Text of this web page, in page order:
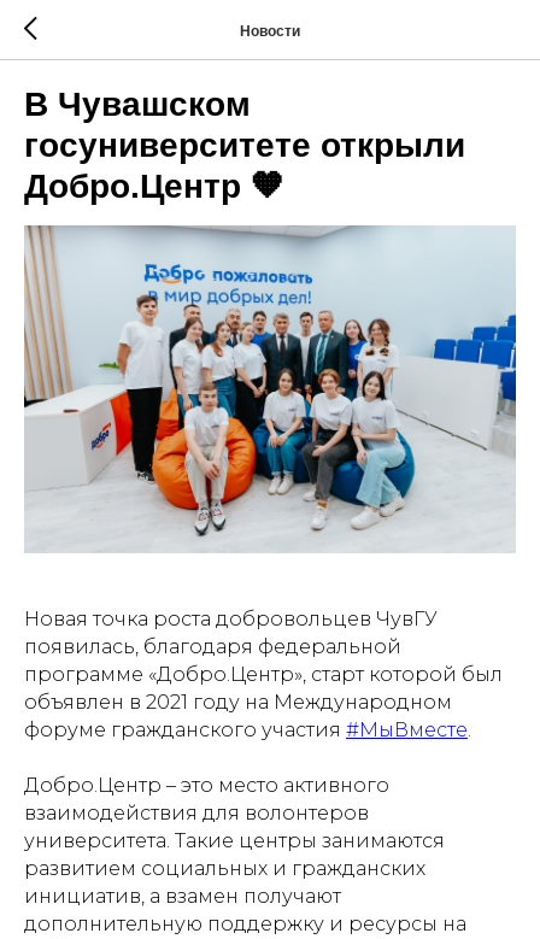
Новости
В Чувашском
госуниверситете открыли
Добро.Центр 🧡
Новая точка роста добровольцев ЧувГУ
появилась, благодаря федеральной
программе «Добро.Центр», старт которой был
объявлен в 2021 году на Международном
форуме гражданского участия #МыВместе.
Добро.Центр – это место активного
взаимодействия для волонтеров
университета. Такие центры занимаются
развитием социальных и гражданских
инициатив, а взамен получают
дополнительную поддержку и ресурсы на